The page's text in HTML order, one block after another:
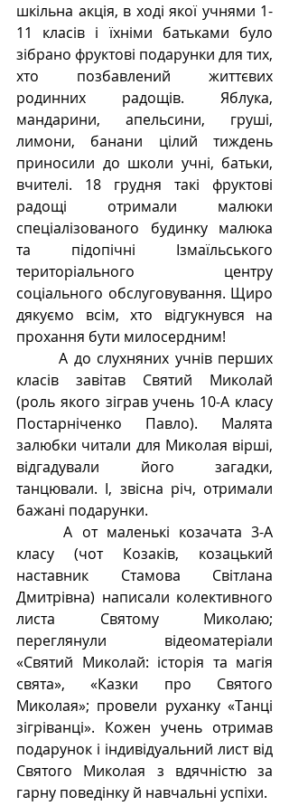
шкільна акція, в ході якої учнями 1-
11 класів і їхніми батьками було
зібрано фруктові подарунки для тих,
хто позбавлений життєвих
родинних радощів. Яблука,
мандарини, апельсини, груші,
лимони, банани цілий тиждень
приносили до школи учні, батьки,
вчителі. 18 грудня такі фруктові
радощі отримали малюки
спеціалізованого будинку малюка
та підопічні Ізмаїльського
територіального центру
соціального обслуговування. Щиро
дякуємо всім, хто відгукнувся на
прохання бути милосердним!
класів завітав Святий Миколай
(роль якого зіграв учень 10-А класу
Постарніченко Павло). Малята
залюбки читали для Миколая вірші,
відгадували його загадки,
танцювали. І, звісна річ, отримали
бажані подарунки.
класу (чот Козаків, козацький
наставник Стамова Світлана
Дмитрівна) написали колективного
листа Святому Миколаю;
переглянули відеоматеріали
«Святий Миколай: історія та магія
свята», «Казки про Святого
Миколая»; провели руханку «Танці
зігріванці». Кожен учень отримав
подарунок і індивідуальний лист від
Святого Миколая з вдячністю за
гарну поведінку й навчальні успіхи.